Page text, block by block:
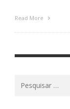
Read More